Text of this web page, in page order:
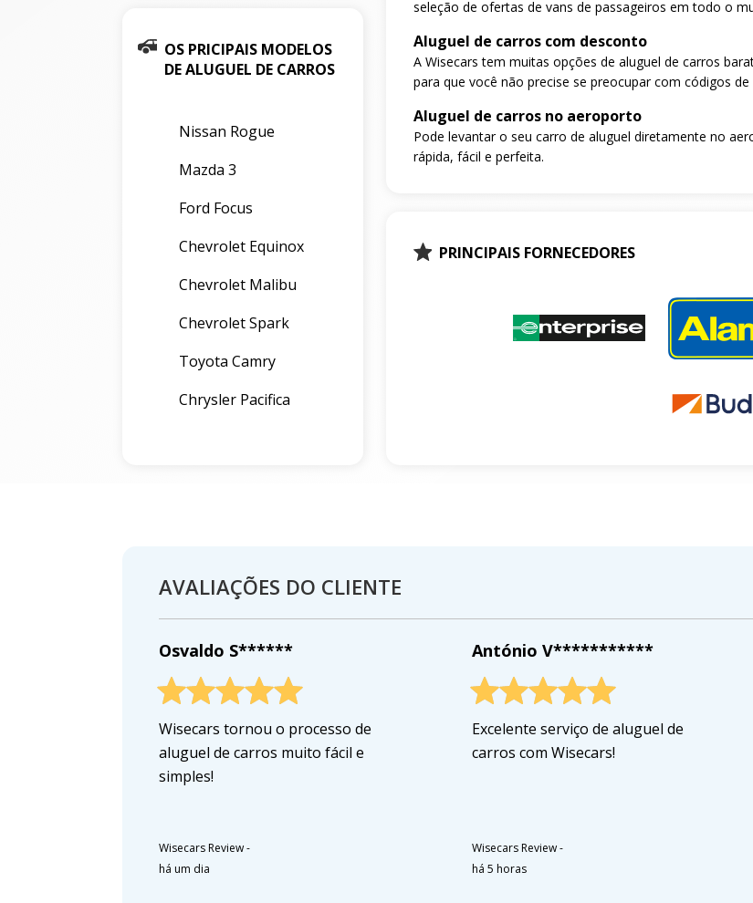
OS PRICIPAIS MODELOS
DE ALUGUEL DE CARROS
Nissan Rogue
Mazda 3
Ford Focus
Chevrolet Equinox
Chevrolet Malibu
Chevrolet Spark
Toyota Camry
Chrysler Pacifica
seleção de ofertas de vans de passageiros em todo o
Aluguel de carros com desconto
A Wisecars tem muitas opções de aluguel de carros
para que você não precise se preocupar com códigos de
Aluguel de carros no aeroporto
Pode levantar o seu carro de aluguel diretamente no
rápida, fácil e perfeita.
PRINCIPAIS FORNECEDORES
AVALIAÇÕES DO CLIENTE
Osvaldo S******
Wisecars tornou o processo de
aluguel de carros muito fácil e
simples!
Wisecars Review-
há um dia
António V***********
Excelente serviço de aluguel de
carros com Wisecars!
Wisecars Review-
há 5 horas